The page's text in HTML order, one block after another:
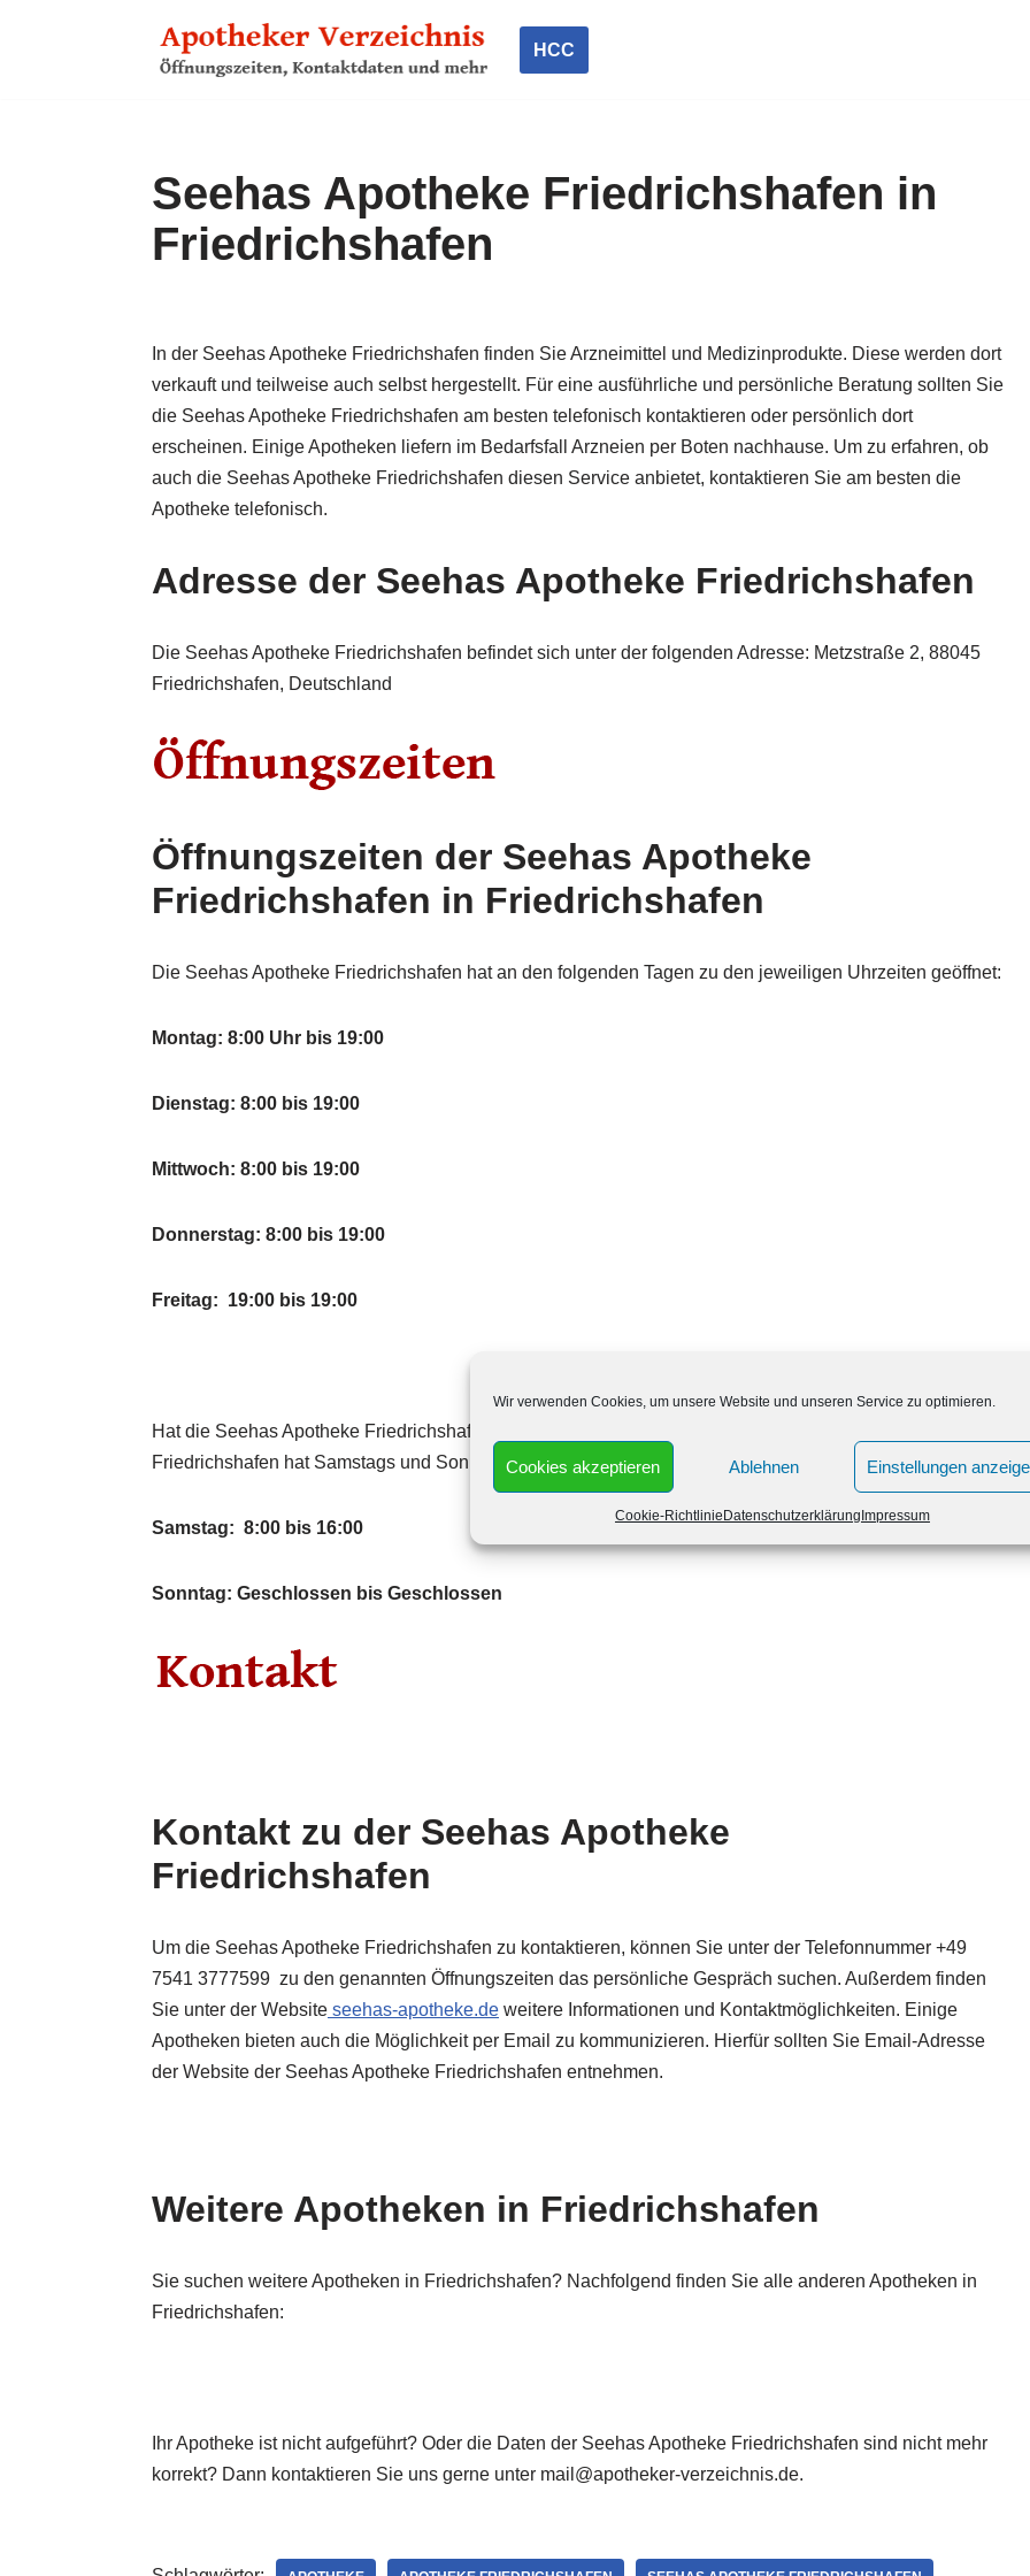
Wir verwenden Cookies, um unsere Website und unseren Service zu optimieren.
Cookies akzeptieren Ablehnen Einstellungen
Cookie-Richtlinie Datenschutzerklärung Impressum
HCC
Seehas Apotheke Friedrichshafen in
Friedrichshafen
In der Seehas Apotheke Friedrichshafen finden Sie Arzneimittel und Medizinprodukte. Diese werden dort
verkauft und teilweise auch selbst hergestellt. Für eine ausführliche und persönliche Beratung sollten Sie
die Seehas Apotheke Friedrichshafen am besten telefonisch kontaktieren oder persönlich dort
erscheinen. Einige Apotheken liefern im Bedarfs­fall Arzneien per Boten nachhause. Um zu erfahren, ob
auch die Seehas Apotheke Friedrichshafen diesen Service anbietet, kontaktieren Sie am besten die
Apotheke telefonisch.
Adresse der Seehas Apotheke Friedrichshafen
Die Seehas Apotheke Friedrichshafen befindet sich unter der folgenden Adresse: Metzstraße 2, 88045
Friedrichshafen, Deutschland
Öffnungszeiten der Seehas Apotheke
Friedrichshafen in Friedrichshafen
Die Seehas Apotheke Friedrichshafen hat an den folgenden Tagen zu den jeweiligen Uhrzeiten geöffnet:
Montag: 8:00 Uhr bis 19:00
Dienstag: 8:00 bis 19:00
Mittwoch: 8:00 bis 19:00
Donnerstag: 8:00 bis 19:00
Freitag: 19:00 bis 19:00
Hat die Seehas Apotheke Friedrichshafen auch am Wochenende geöffnet? Die Seehas Apotheke
Friedrichshafen hat Samstags und Sonntags zu den folgenden Uhrzeiten geöffnet:
Samstag: 8:00 bis 16:00
Sonntag: Geschlossen bis Geschlossen
Kontakt zu der Seehas Apotheke
Friedrichshafen
Um die Seehas Apotheke Friedrichshafen zu kontaktieren, können Sie unter der Telefonnummer +49
7541 3777599 zu den genannten Öffnungszeiten das persönliche Gespräch suchen. Außerdem finden
Sie unter der Website seehas-apotheke.de weitere Informationen und Kontaktmöglichkeiten. Einige
Apotheken bieten auch die Möglichkeit per Email zu kommunizieren. Hierfür sollten Sie Email-Adresse
der Website der Seehas Apotheke Friedrichshafen entnehmen.
Weitere Apotheken in Friedrichshafen
Sie suchen weitere Apotheken in Friedrichshafen? Nachfolgend finden Sie alle anderen Apotheken in
Friedrichshafen:
Ihr Apotheke ist nicht aufgeführt? Oder die Daten der Seehas Apotheke Friedrichshafen sind nicht mehr
korrekt? Dann kontaktieren Sie uns gerne unter mail@apotheker-verzeichnis.de.